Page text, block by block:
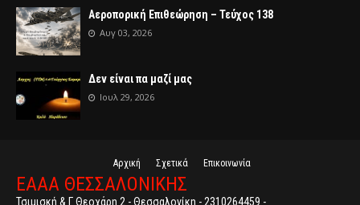
Αεροπορική Επιθεώρηση – Τεύχος 138
Αυγ 03, 2026
Δεν είναι πα μαζί μας
Ιουλ 29, 2026
Αρχική Σχετικά Επικοινωνία
ΕΑΑΑ ΘΕΣΣΑΛΟΝΙΚΗΣ
Τσιμισκή & Γ Θεοχάρη 2 - Θεσσαλονίκη - 2310264459 -